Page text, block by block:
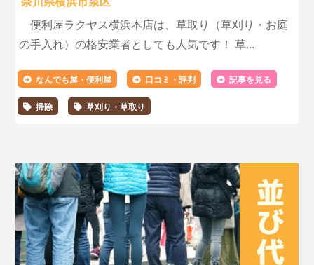
便利屋ラクヤス横浜本店は、草取り（草刈り・お庭
の手入れ）の格安業者としても人気です！ 草...
なんでも屋・便利屋 口コミ・評判 記事を見る
掃除 草刈り・草取り